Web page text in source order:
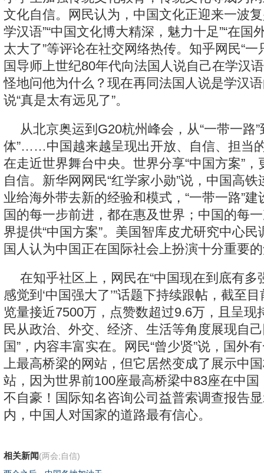
文化自信。网民认为，中国文化正迎来一波
学汉语”“中国文化博大精深，魅力十足”“在国
太大了”等评论在社交网络热传。知乎网民“一
国导师上世纪80年代向法国人说自己在学汉
怪地问他为什么？现在再同法国人说是学汉
说“真是太有远见了”。
从北京奥运到G20杭州峰会，从“一带一路
体”……中国越来越呈现出开放、自信、担当
在走近世界舞台中央。世界分享“中国方案”
自信。新华网网民“红学家小勋”说，中国高
业给海外带去新的经验和模式，“一带一路”
国的每一步前进，都在惠及世界；中国的每
界提供“中国方案”。美国智库皮尤研究中心
国人认为中国正在国际社会上扮演十分重要
在知乎社区上，网民在“中国现在到底有多
感觉到‘中国强大了’”话题下持续跟帖，截至
览量接近7500万，点赞数超过9.6万，且呈现
民从政治、外交、经济、生活等角度展现自
国”，内容丰富实在。网民“曾少贤”说，国外
上最高桥梁的网站，但它居然变成了展示中
站，因为世界前100座最高桥梁中83座在中
不自豪！国际知名咨询公司益普索调查报告
内，中国人对国家的道路最有信心。
相关新闻(两会;自信)